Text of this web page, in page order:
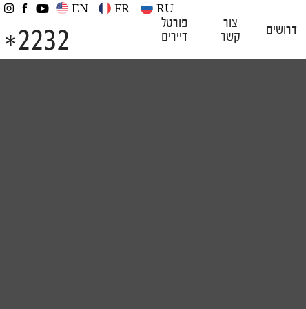
דרושים
צור
קשר
פורטל
דיירים
RU
FR
EN
*2232